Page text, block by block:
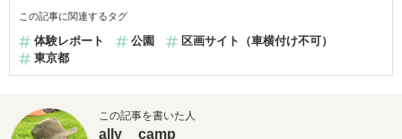
この記事に関連するタグ
体験レポート 公園
区画サイト（車横付け不可）
東京都
この記事を書いた人
ally__camp